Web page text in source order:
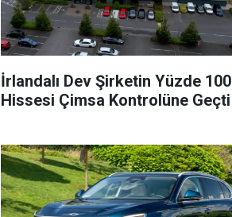
İrlandalı Dev Şirketin Yüzde 100
Hissesi Çimsa Kontrolüne Geçti